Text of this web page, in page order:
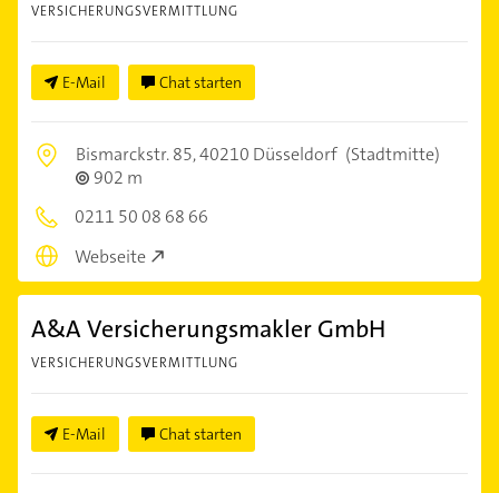
VERSICHERUNGSVERMITTLUNG
E-Mail Chat starten
Bismarckstr. 85,40210 Düsseldorf (Stadtmitte)
902 m
0211 50 08 68 66
Webseite
A&A Versicherungsmakler GmbH
VERSICHERUNGSVERMITTLUNG
E-Mail Chat starten